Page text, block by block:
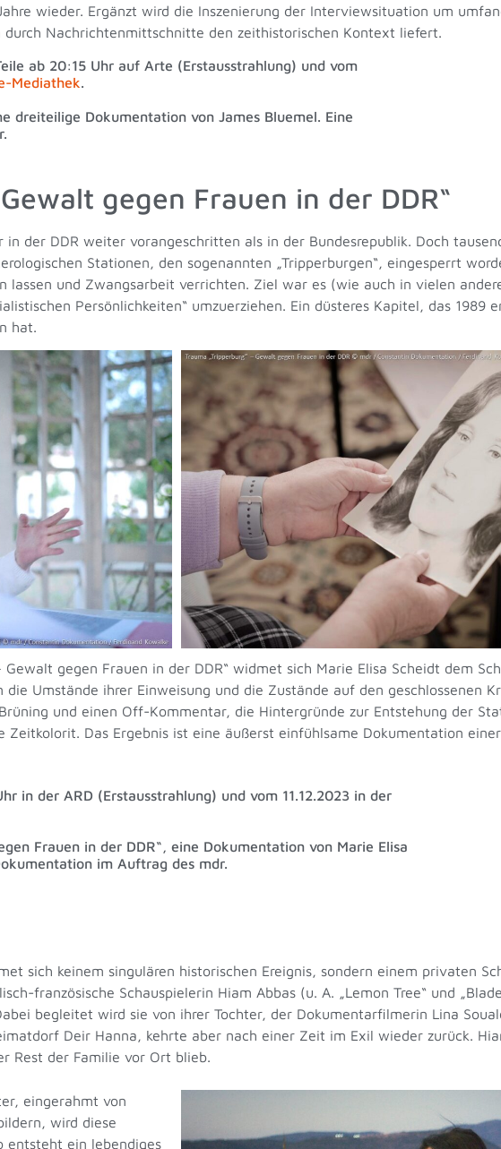
wieder. Ergänzt wird die Inszenierung der Interviewsituation um
Nachrichtenmittschnitte den zeithistorischen Kontext liefert.
ab 20:15 Uhr auf Arte (Erstausstrahlung) und vom
Mediathek.
dreiteilige Dokumentation von James Bluemel. Eine
gegen Frauen in der DDR“
der DDR weiter vorangeschritten als in der Bundesrepublik. Doch
Stationen, den sogenannten „Tripperburgen“, eingesperrt
lassen und Zwangsarbeit verrichten. Ziel war es (wie auch in vielen
Persönlichkeiten“ umzuerziehen. Ein düsteres Kapitel, das 1989
hat.
Gewalt gegen Frauen in der DDR“ widmet sich Marie Elisa Scheidt dem
Umstände ihrer Einweisung und die Zustände auf den geschlossenen
und einen Off-Kommentar, die Hintergründe zur Entstehung der
Das Ergebnis ist eine äußerst einfühlsame Dokumentation
in der ARD (Erstausstrahlung) und vom 11.12.2023 in der
Frauen in der DDR“, eine Dokumentation von Marie Elisa
im Auftrag des mdr.
sich keinem singulären historischen Ereignis, sondern einem privaten
französische Schauspielerin Hiam Abbas (u. A. „Lemon Tree“ und
begleitet wird sie von ihrer Tochter, der Dokumentarfilmerin Lina
Deir Hanna, kehrte aber nach einer Zeit im Exil wieder zurück.
Rest der Familie vor Ort blieb.
eingerahmt von
wird diese
entsteht ein lebendiges